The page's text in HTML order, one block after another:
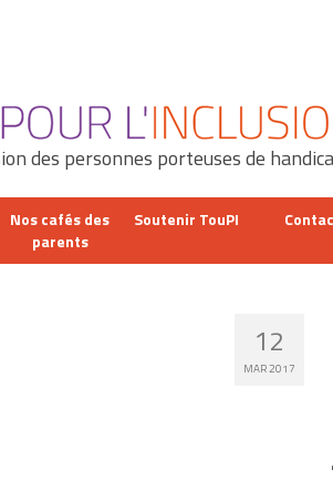
des personnes porteuses de
Nos cafés des
parents
Soutenir TouPI
12
MAR 2017